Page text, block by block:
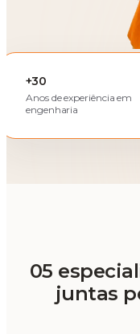
+30
Anos de experiência em
engenharia
05
juntas